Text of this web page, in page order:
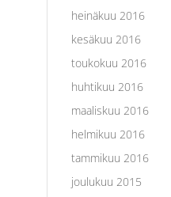
heinäkuu 2016
kesäkuu 2016
toukokuu 2016
huhtikuu 2016
maaliskuu 2016
helmikuu 2016
tammikuu 2016
joulukuu 2015